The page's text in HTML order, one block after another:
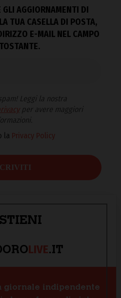
GLI AGGIORNAMENTI DI
TUA CASELLA DI POSTA,
E-MAIL NEL CAMPO
Leggi la nostra
per avere maggiori
la Privacy Policy
LIVE.IT
giornale indipendente